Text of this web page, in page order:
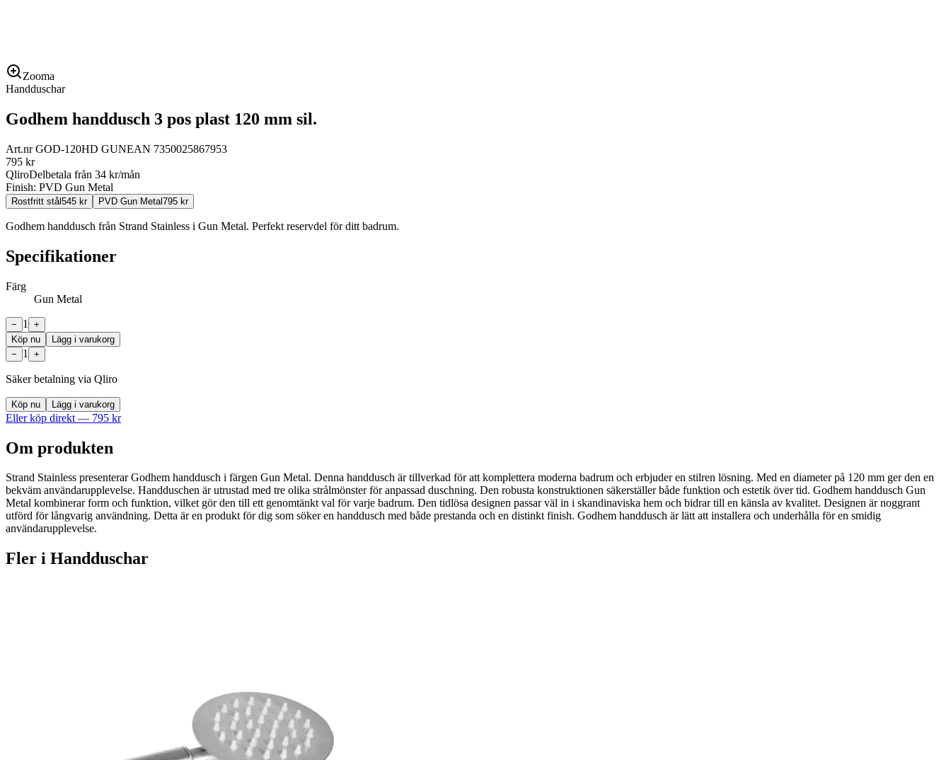
Zooma
Handduschar
Godhem handdusch 3 pos plast 120 mm sil.
Art.nrGOD-120HD GUNEAN 7350025867953
795 kr
QliroDelbetala från 34 kr/mån
Finish: PVD Gun Metal
Rostfritt stål 545 kr PVD Gun Metal 795 kr
Godhem handdusch från Strand Stainless i Gun Metal. Perfekt reservdel för ditt badrum.
Specifikationer
Färg
Gun Metal
− 1
+
Köp nu
Lägg i varukorg
−
1 +
Säker betalning via Qliro
Köp nu Lägg i varukorg
Eller köp direkt — 795 kr
Om produkten
Strand Stainless presenterar Godhem handdusch i färgen Gun Metal. Denna handdusch är tillverkad för att komplettera moderna badrum och erbjuder en stilren lösning. Med en diameter på 120 mm ger den en
bekväm användarupplevelse. Handduschen är utrustad med tre olika strålmönster för anpassad duschning. Den robusta konstruktionen säkerställer både funktion och estetik över tid. Godhem handdusch Gun
Metal kombinerar form och funktion, vilket gör den till ett genomtänkt val för varje badrum. Den tidlösa designen passar väl in i skandinaviska hem och bidrar till en känsla av kvalitet. Designen är noggrant
utförd för långvarig användning. Detta är en produkt för dig som söker en handdusch med både prestanda och en distinkt finish. Godhem handdusch är lätt att installera och underhålla för en smidig
användarupplevelse.
Fler i Handduschar